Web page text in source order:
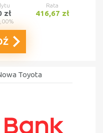
Rata
zł 416,67 zł
Toyota